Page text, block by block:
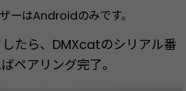
ーはAndroidのみです。
たら、DMXcatのシリアル番
ペアリング完了。